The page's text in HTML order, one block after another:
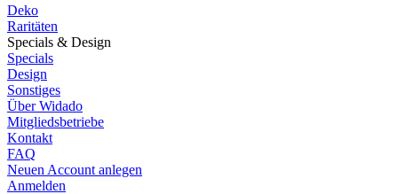
Deko
Raritäten
Specials & Design
Specials
Design
Sonstiges
Über Widado
Mitgliedsbetriebe
Kontakt
FAQ
Neuen Account anlegen
Anmelden